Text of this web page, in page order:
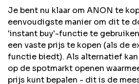
Je bent nu klaar om ANON te
eenvoudigste manier om dit te
'instant buy'-functie te
een vaste prijs te kopen (als de
functie biedt). Als alternatief
op de spotmarkt openen
prijs kunt bepalen - dit is de